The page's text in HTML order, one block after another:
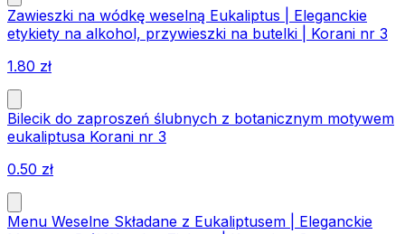
Zawieszki na wódkę weselną Eukaliptus | Eleganckie
etykiety na alkohol, przywieszki na butelki | Korani nr 3
1.80 zł
Bilecik do zaproszeń ślubnych z botanicznym motywem
eukaliptusa Korani nr 3
0.50 zł
Menu Weselne Składane z Eukaliptusem | Eleganckie